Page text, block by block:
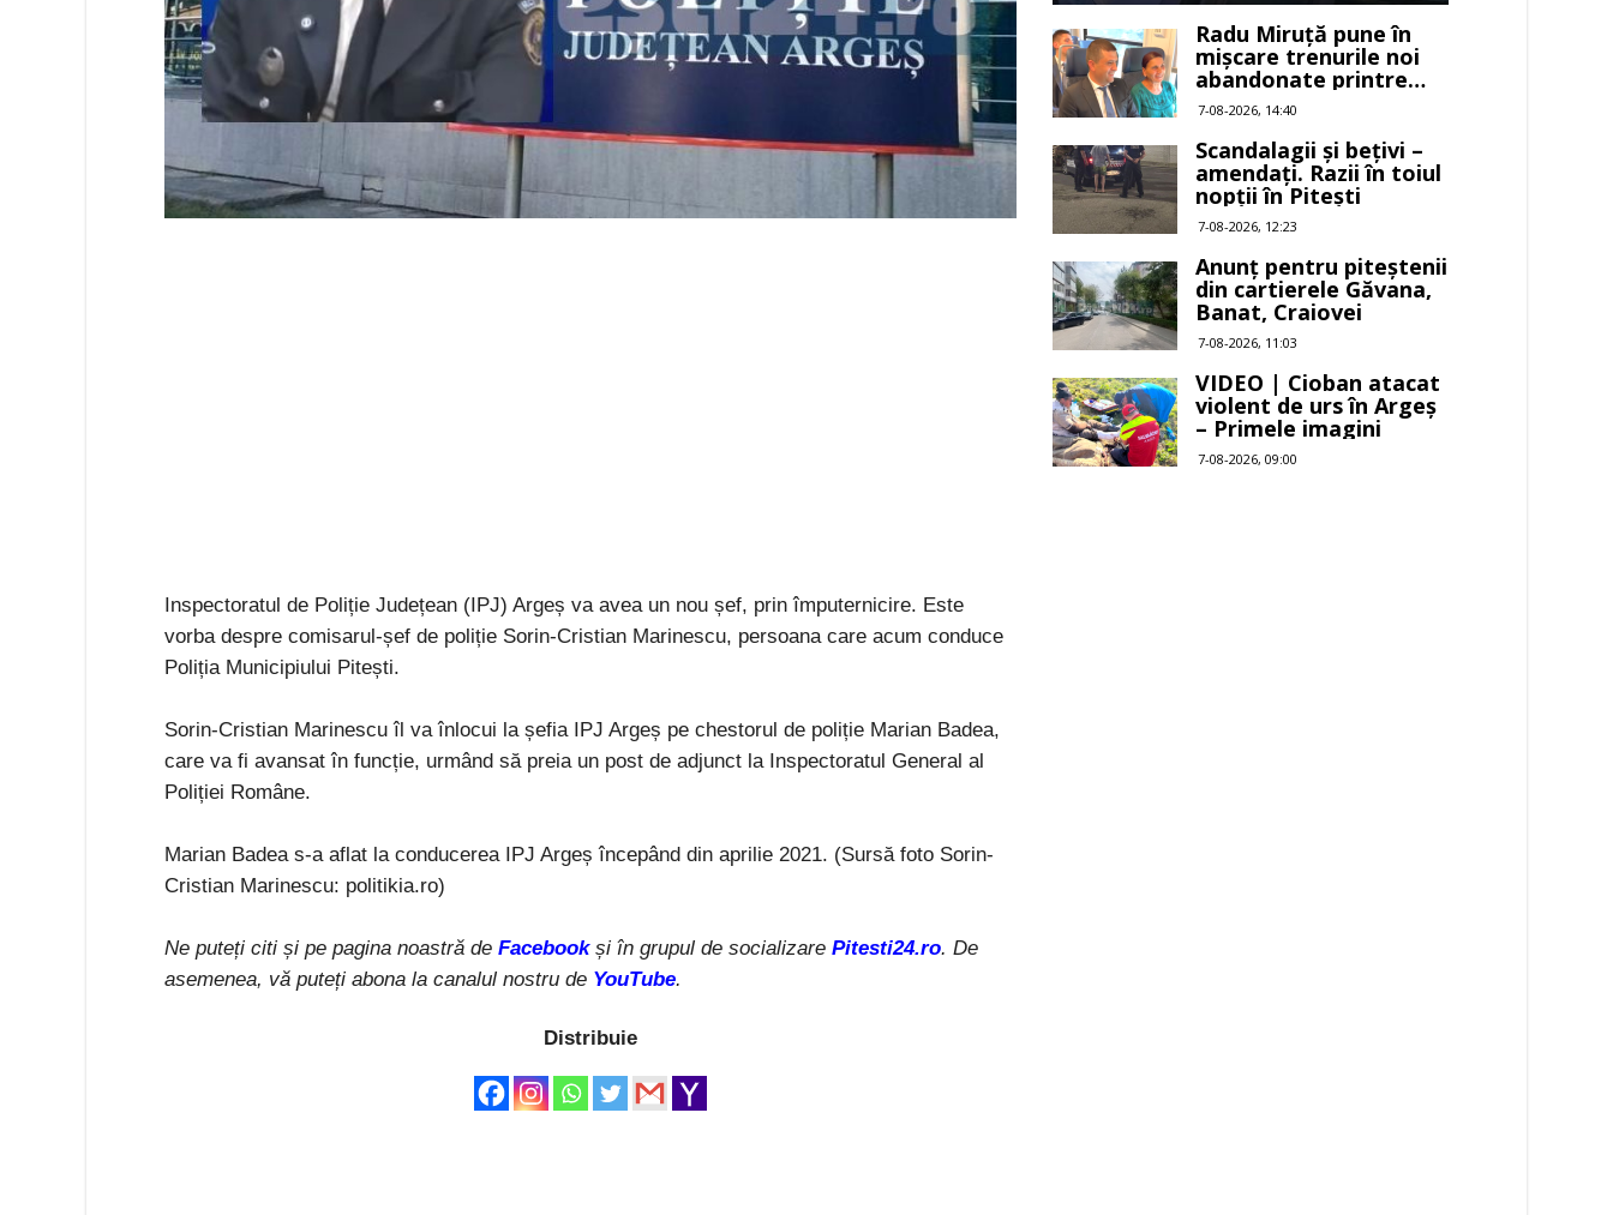
Inspectoratul de Poliție Județean (IPJ) Argeș va avea un nou șef, prin împuternicire. Este
vorba despre comisarul-șef de poliție Sorin-Cristian Marinescu, persoana care acum conduce
Poliția Municipiului Pitești.
Sorin-Cristian Marinescu îl va înlocui la șefia IPJ Argeș pe chestorul de poliție Marian Badea,
care va fi avansat în funcție, urmând să preia un post de adjunct la Inspectoratul General al
Poliției Române.
Marian Badea s-a aflat la conducerea IPJ Argeș începând din aprilie 2021. (Sursă foto Sorin-
Cristian Marinescu: politikia.ro)
Ne puteți citi și pe pagina noastră de Facebook și în grupul de socializare Pitesti24.ro. De
asemenea, vă puteți abona la canalul nostru de YouTube.
Distribuie
Radu Miruță pune în
mișcare trenurile noi
abandonate printre
buruieni
7-08-2026, 14:40
Scandalagii și bețivi –
amendați. Razii în toiul
nopții în Pitești
7-08-2026, 12:23
Anunț pentru piteștenii
din cartierele Găvana,
Banat, Craiovei
7-08-2026, 11:03
VIDEO | Cioban atacat
violent de urs în Argeș
– Primele imagini
7-08-2026, 09:00